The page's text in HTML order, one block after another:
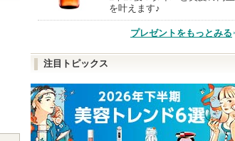
を叶えます♪
プレゼントをもっとみる
注目トピックス